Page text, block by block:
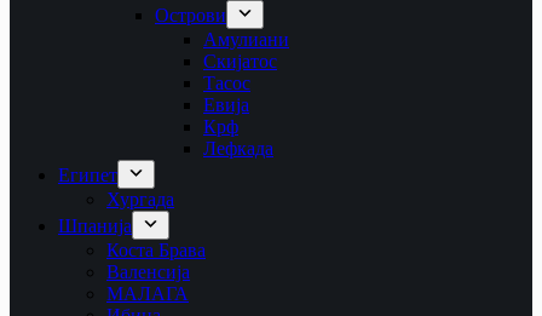
Острови
Амулиани
Скијатос
Тасос
Евија
Крф
Лефкада
Египет
Хургада
Шпанија
Коста Брава
Валенсија
МАЛАГА